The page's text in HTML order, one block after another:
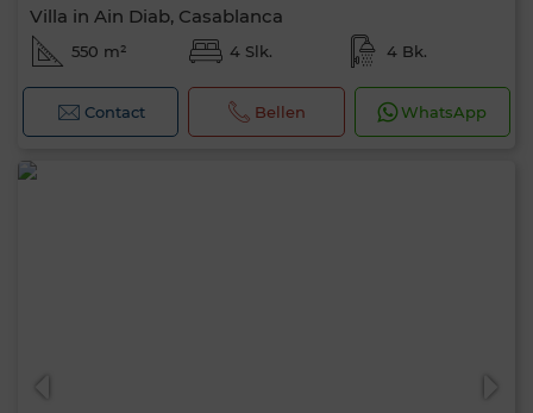
Villa in Ain Diab, Casablanca
550 m² 4 Slk. 4 Bk.
Contact Bellen WhatsApp